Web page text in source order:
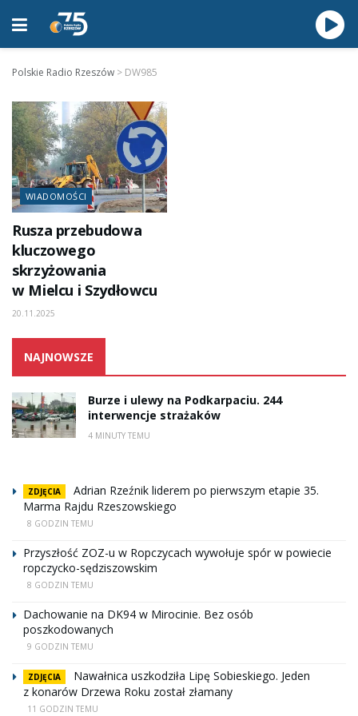
Polskie Radio Rzeszów > DW985
WIADOMOŚCI
Rusza przebudowa
kluczowego
skrzyżowania
w Mielcu i Szydłowcu
20.11.2025
NAJNOWSZE
Burze i ulewy na Podkarpaciu. 244
interwencje strażaków
4 MINUTY TEMU
ZDJĘCIA
Adrian Rzeźnik liderem po pierwszym etapie 35.
Marma Rajdu Rzeszowskiego
8 GODZIN TEMU
Przyszłość ZOZ-u w Ropczycach wywołuje spór w powiecie
ropczycko-sędziszowskim
8 GODZIN TEMU
Dachowanie na DK94 w Mirocinie. Bez osób
poszkodowanych
9 GODZIN TEMU
ZDJĘCIA
Nawałnica uszkodziła Lipę Sobieskiego. Jeden
z konarów Drzewa Roku został złamany
11 GODZIN TEMU